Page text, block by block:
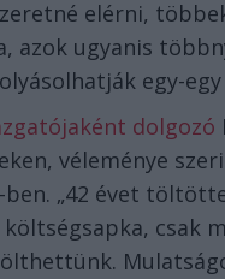
elérni,
azok ugyanis
egy-
dolgozó
véleménye
ben. „42 évet
csak